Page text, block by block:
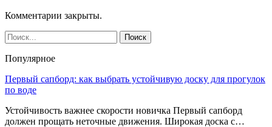
Комментарии закрыты.
Популярное
Первый сапборд: как выбрать устойчивую доску для прогулок
по воде
Устойчивость важнее скорости новичка Первый сапборд
должен прощать неточные движения. Широкая доска с…